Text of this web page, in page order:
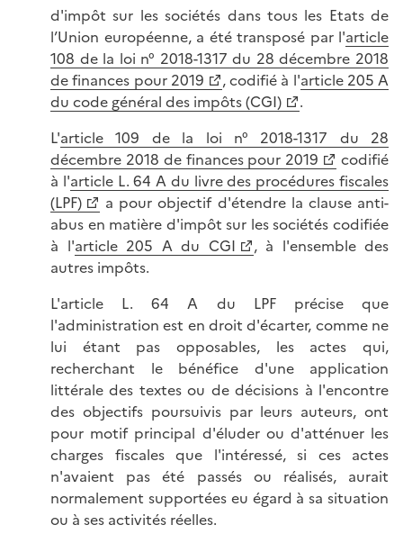
d'impôt sur les sociétés dans tous les Etats de
l’Union européenne, a été transposé par l'article
108 de la loi n° 2018-1317 du 28 décembre 2018
de finances pour 2019
, codifié à l'article 205 A
du code général des impôts (CGI)
.
L'article 109 de la loi n° 2018-1317 du 28
décembre 2018 de finances pour 2019
codifié
à l'article L. 64 A du livre des procédures fiscales
(LPF)
a pour objectif d'étendre la clause anti-
abus en matière d'impôt sur les sociétés codifiée
à l'article 205 A du CGI
, à l'ensemble des
autres impôts.
L'article L. 64 A du LPF précise que
l'administration est en droit d'écarter, comme ne
lui étant pas opposables, les actes qui,
recherchant le bénéfice d'une application
littérale des textes ou de décisions à l'encontre
des objectifs poursuivis par leurs auteurs, ont
pour motif principal d'éluder ou d'atténuer les
charges fiscales que l'intéressé, si ces actes
n'avaient pas été passés ou réalisés, aurait
normalement supportées eu égard à sa situation
ou à ses activités réelles.